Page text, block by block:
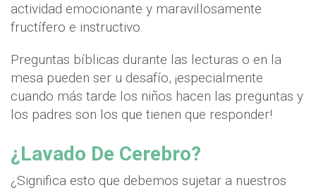
actividad emocionante y maravillosamente
fructífero e instructivo.
Preguntas bíblicas durante las lecturas o en la
mesa pueden ser u desafío, ¡especialmente
cuando más tarde los niños hacen las preguntas y
los padres son los que tienen que responder!
¿Lavado De Cerebro?
¿Significa esto que debemos sujetar a nuestros